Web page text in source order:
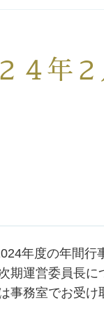
４年２
年度の年間行
期運営委員長
事務室でお受け